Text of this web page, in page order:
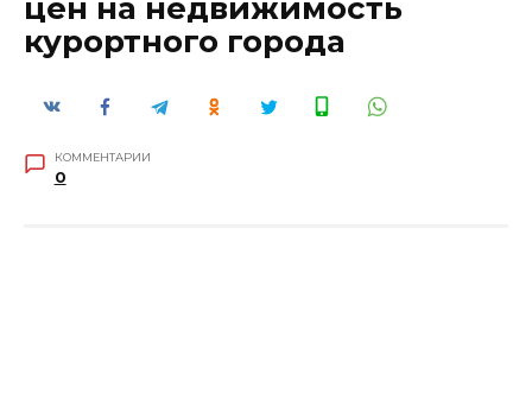
цен на недвижимость
курортного города
КОММЕНТАРИИ
0